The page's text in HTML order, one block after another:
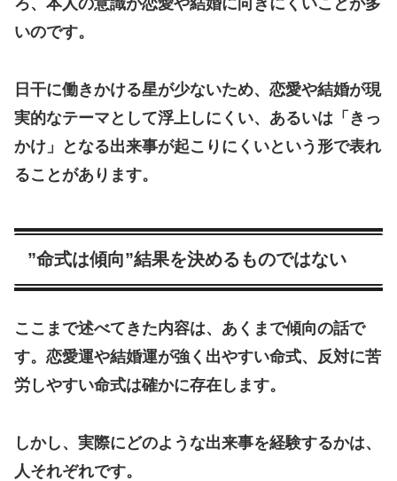
ろ、本人の意識が恋愛や結婚に向きにくいことが多
いのです。
日干に働きかける星が少ないため、恋愛や結婚が現
実的なテーマとして浮上しにくい、あるいは「きっ
かけ」となる出来事が起こりにくいという形で表れ
ることがあります。
”命式は傾向”結果を決めるものではない
ここまで述べてきた内容は、あくまで傾向の話で
す。恋愛運や結婚運が強く出やすい命式、反対に苦
労しやすい命式は確かに存在します。
しかし、実際にどのような出来事を経験するかは、
人それぞれです。